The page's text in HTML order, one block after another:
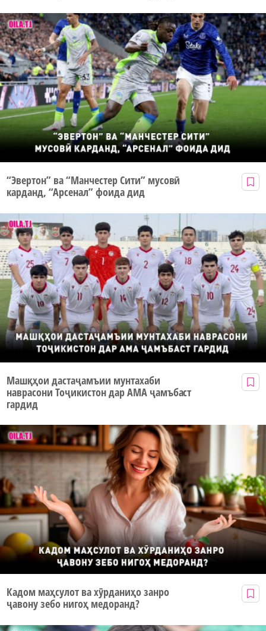
“Эвертон” ва “Манчестер Сити” мусовӣ
карданд, “Арсенал” фоида дид
Машқҳои дастаҷамъии мунтахаби
наврасони Тоҷикистон дар АМА ҷамъбаст
гардид
Кадом маҳсулот ва хӯрданиҳо занро
ҷавону зебо нигоҳ медоранд?